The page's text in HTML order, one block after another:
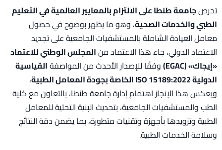
تحرصجامعة طنطا على الالتزام بالمعايير العالمية في التعليم
الطبي والخدمات الصحية، وهو ما يظهر بوضوح في حصول
معامل العيادة الشاملة بالمستشفيات الجامعية على تجديد
الاعتماد الدولي، جاء هذا الاعتماد منالمجلس الوطني للاعتماد
«إيجاك» (EGAC)
وفقًا للإصدار الأحدث من المواصفةالقياسية
الدولية ISO 15189:2022 الخاصة بجودة المعامل الطبية
،
ويعكس هذا الإنجاز اهتمام إدارة جامعة طنطا، بالتعاون مع كلية
الطب والمستشفيات الجامعية، بتحديث البنية التحتية للمعامل
الطبية وتزويدها بأجهزة وتقنيات متطورة، بما يضمن دقة النتائج
وسلامة الخدمات الطبية.